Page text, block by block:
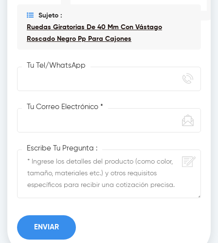
Sujeto :
Ruedas Giratorias De 40 Mm Con Vástago
Roscado Negro Pp Para Cajones
Tu Tel/WhatsApp
Tu Correo Electrónico *
Escribe Tu Pregunta :